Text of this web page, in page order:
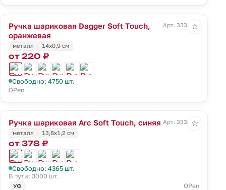
Ручка шариковая Dagger Soft Touch,
оранжевая
Арт. 3331.20
металл 14х0,9 см
от 220 ₽
Свободно: 4750 шт.
OPen
☆
Ручка шариковая Arc Soft Touch, синяя Арт. 3332.40
металл
13,8х1,2 см
от 378 ₽
Свободно: 4365 шт.
В пути: 3000 шт.
УФ OPen
☆